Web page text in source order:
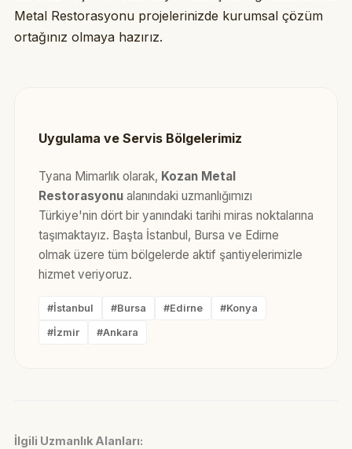
Metal Restorasyonu projelerinizde kurumsal çözüm
ortağınız olmaya hazırız.
Uygulama ve Servis Bölgelerimiz
Tyana Mimarlık olarak, Kozan Metal
Restorasyonualanındaki uzmanlığımızı
Türkiye'nin dört bir yanındaki tarihi miras noktalarına
taşımaktayız. Başta İstanbul, Bursa ve Edirne
olmak üzere tüm bölgelerde aktif şantiyelerimizle
hizmet veriyoruz.
#İstanbul #Bursa #Edirne #Konya
#İzmir #Ankara
İlgili Uzmanlık Alanları: